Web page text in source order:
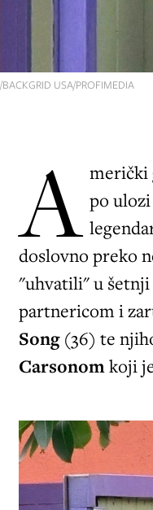
USA/PROFIMEDIA
A merički
po
doslovno preko
"uhvatili" u šetnji
partnericom i
Song (36) te
Carsonomkoji